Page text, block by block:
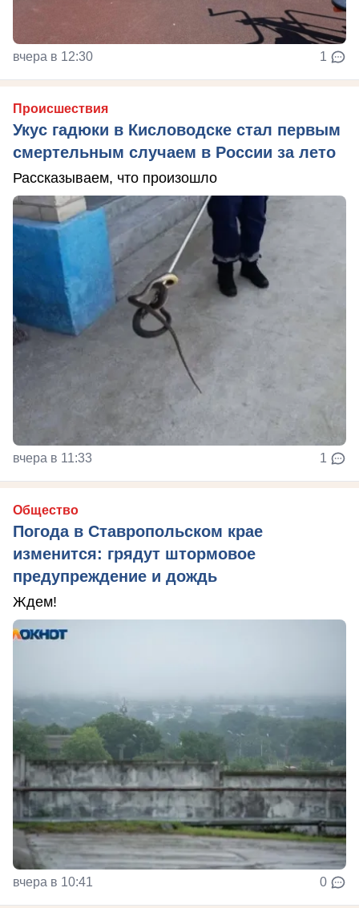
вчера в 12:30 1
Происшествия
Укус гадюки в Кисловодске стал первым
смертельным случаем в России за лето
Рассказываем, что произошло
вчера в 11:33 1
Общество
Погода в Ставропольском крае
изменится: грядут штормовое
предупреждение и дождь
Ждем!
вчера в 10:41 0